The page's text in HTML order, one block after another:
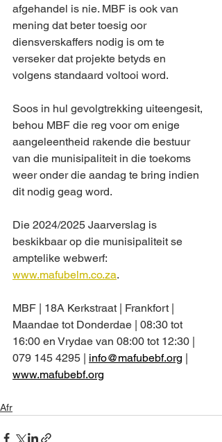
afgehandel is nie. MBF is ook van
mening dat beter toesig oor
diensverskaffers nodig is om te
verseker dat projekte betyds en
volgens standaard voltooi word.
Soos in hul gevolgtrekking uiteengesit,
behou MBF die reg voor om enige
aangeleentheid rakende die bestuur
van die munisipaliteit in die toekoms
weer onder die aandag te bring indien
dit nodig geag word.
Die 2024/2025 Jaarverslag is
beskikbaar op die munisipaliteit se
amptelike webwerf:
www.mafubelm.co.za.
MBF | 18A Kerkstraat | Frankfort |
Maandae tot Donderdae | 08:30 tot
16:00 en Vrydae van 08:00 tot 12:30 |
079 145 4295 | info@mafubebf.org |
www.mafubebf.org
Afr